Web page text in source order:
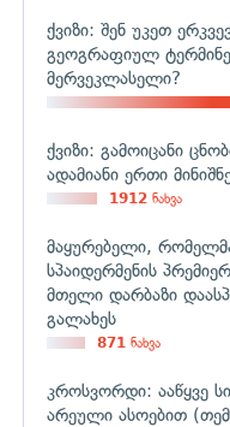
ქვიზი: შენ უკეთ
გეოგრაფიულ
მერვეკლასელი?
ქვიზი: გამოიცანი
ადამიანი ერთი
1912 ნახვა
მაყურებელი,
სპაიდერმენის
მთელი დარბაზი
გალახეს
871 ნახვა
კროსვორდი: ააწყვე
არეული ასოებით